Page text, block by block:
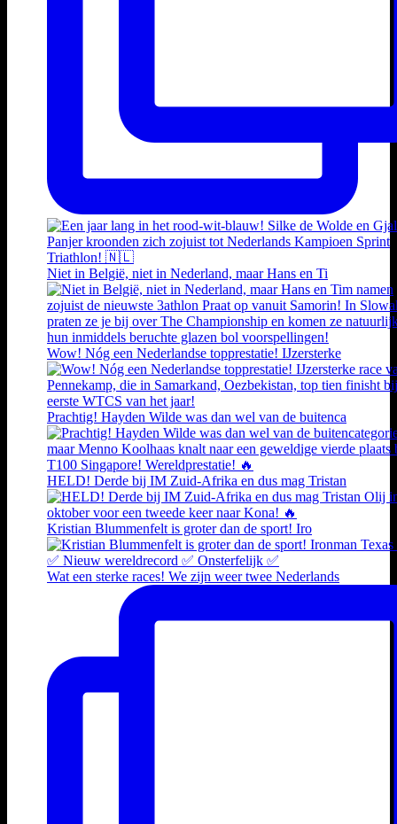
Niet in België, niet in Nederland, maar Hans en Ti
Wow! Nóg een Nederlandse topprestatie! IJzersterke
Prachtig! Hayden Wilde was dan wel van de buitenca
HELD! Derde bij IM Zuid-Afrika en dus mag Tristan
Kristian Blummenfelt is groter dan de sport! Iro
Wat een sterke races! We zijn weer twee Nederlands